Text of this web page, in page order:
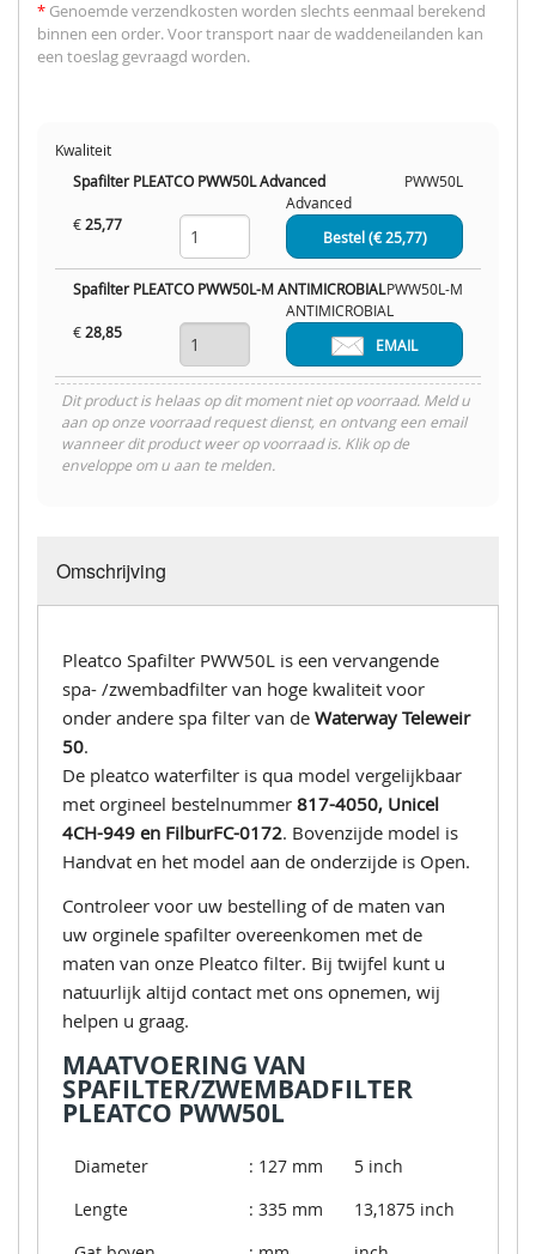
* Genoemde verzendkosten worden slechts eenmaal berekend
binnen een order. Voor transport naar de waddeneilanden kan
een toeslag gevraagd worden.
Kwaliteit
Spafilter PLEATCO PWW50L Advanced
PWW50L
Advanced
€25,77
Bestel (€25,77)
Spafilter PLEATCO PWW50L-M ANTIMICROBIALPWW50L-M
ANTIMICROBIAL
€28,85
EMAIL
Dit product is helaas op dit moment niet op voorraad. Meld u
aan op onze voorraad request dienst, en ontvang een email
wanneer dit product weer op voorraad is. Klik op de
enveloppe om u aan te melden.
Omschrijving
Pleatco Spafilter PWW50L is een vervangende
spa- /zwembadfilter van hoge kwaliteit voor
onder andere spa filter van de Waterway Teleweir
50.
De pleatco waterfilter is qua model vergelijkbaar
met orgineel bestelnummer 817-4050, Unicel
4CH-949 en FilburFC-0172. Bovenzijde model is
Handvat en het model aan de onderzijde is Open.
Controleer voor uw bestelling of de maten van
uw orginele spafilter overeenkomen met de
maten van onze Pleatco filter. Bij twijfel kunt u
natuurlijk altijd contact met ons opnemen, wij
helpen u graag.
MAATVOERING VAN
SPAFILTER/ZWEMBADFILTER
PLEATCO PWW50L
Diameter : 127 mm
5 inch
Lengte
: 335 mm
13,1875 inch